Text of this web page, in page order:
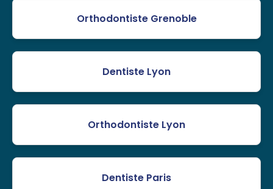
Orthodontiste Grenoble
Dentiste Lyon
Orthodontiste Lyon
Dentiste Paris